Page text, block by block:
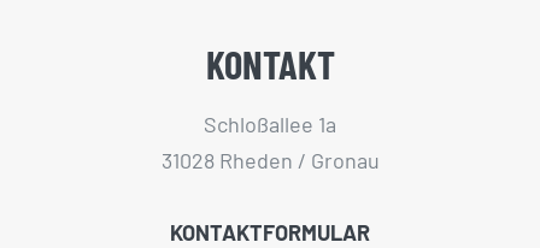
KONTAKT
Schloßallee 1a
31028 Rheden / Gronau
KONTAKTFORMULAR